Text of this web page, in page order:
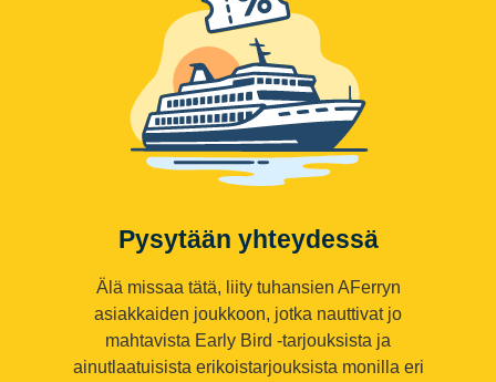
Pysytään yhteydessä
Älä missaa tätä, liity tuhansien AFerryn
asiakkaiden joukkoon, jotka nauttivat jo
mahtavista Early Bird -tarjouksista ja
ainutlaatuisista erikoistarjouksista monilla eri